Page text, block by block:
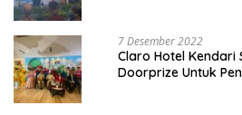
7 Desember 2022
Claro Hotel Kendari
Doorprize Untuk